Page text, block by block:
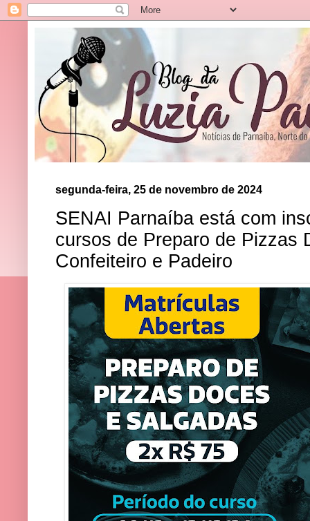
segunda-feira, 25 de novembro de 2024
SENAI Parnaíba está com
cursos de Preparo de Pizzas
Confeiteiro e Padeiro